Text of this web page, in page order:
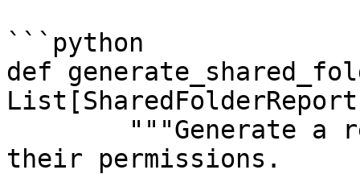
```python
def
their permissions.